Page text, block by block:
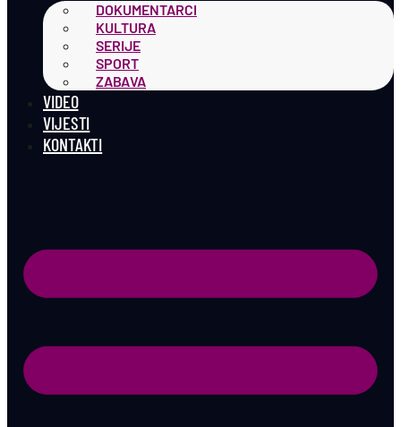
DOKUMENTARCI
KULTURA
SERIJE
SPORT
ZABAVA
VIDEO
VIJESTI
KONTAKTI